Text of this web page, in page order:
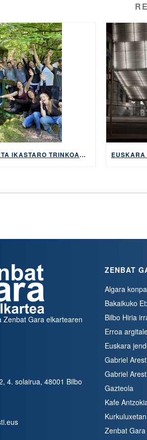
UDAKO BARNETEGI ETA IKASTARO TRINKOAK ABUZTUAN ETA IRAILEAN
Zenbat Gara elkartearen
4. solairua, 48001 Bilbo
ZENBAT
Algara
Bakaikuko
Bilbo Hiria
Erroa
Euskara
Gabriel
Gabriel
Gazteola
Kafe
Zenbat